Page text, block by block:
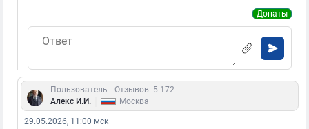
Донаты
Пользователь
Отзывов: 5 172
Алекс И.И.
Москва
29.05.2026, 11:00 мск